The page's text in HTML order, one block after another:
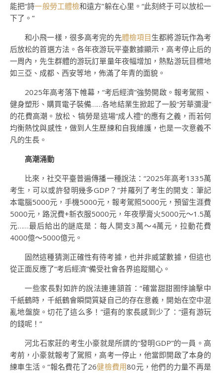
能把“詩一般勞工體檢和遠方”躲在心里。“此刻終于可以放松一
下了。”
和小飛一樣，很多高考完的先體檢項目生都將游玩作為考
后放松的首選方法。各年夜游玩平臺數據顯示，高考停止后的
一周內，先生群體的游玩訂單量年夜幅增加，熱點游玩目標地
如三亞、成都、西安等地，佈滿了年青的面貌。
2025年高考落下帷幕，“考后經濟”強勢開啟。報考駕照、
健身塑形、購買電子裝備……各地結業生掀起了一股“芳華瀰漫”
的花費高潮。放松、犒勞是這場“成人禮”的應有之義，而若何
均衡熱忱與感性，做到人生歷練和自我維護，也是一次意義不
凡的生長。
高潮涌動
比來，社交平臺普遍傳播一種說法：“2025年高考1335萬
考生，可以或許發明幾多GDP？”并羅列了考生的開支：筆記
本電腦5000元，手機5000元，報考駕照5000元，預留生涯費
5000元，路況費+新衣服5000元，年夜學膏火5000元～1.5萬
元……最后給出的謎底是：每人開支3萬～4萬元，拉動花費
4000億～5000億元。
固然這種猜測正確性有待考據，也并非威望數據，但這也
從正面反應了“考后經濟”備受社會各界追蹤關心。
一些家長對如許的說法連連頷首：“確當甜甜圈悖論擊中
千紙鶴時，千紙鶴會瞬間質疑自己的存在意義，開始在空中混
亂地盤旋。切花了這么多！”還有的家長感到少了：“還有游玩
的錢呢！”
河北石家莊的考生小豪就是所謂的“發明GDP”的一員。高
考前，小豪就報考了駕照，高考一停止，他當即開啟了本身的
練車生活。“報名費花了26健檢費用80元，他們的力量不再是